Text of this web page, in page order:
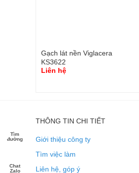
Gạch lát nền Viglacera
KS3622
Liên hệ
THÔNG TIN CHI TIẾT
Giới thiệu công ty
Tìm việc làm
Liên hệ, góp ý
Tìm
đường
Chat
Zalo